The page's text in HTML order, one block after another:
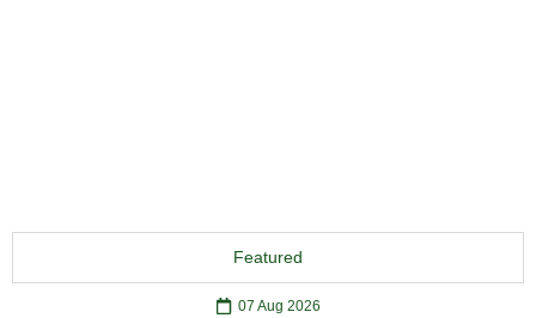
Featured
07 Aug 2026